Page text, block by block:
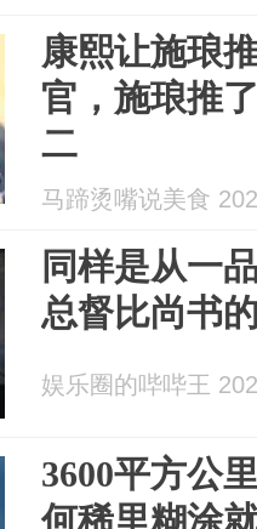
康熙让施琅
官，施琅推
二
马蹄烫嘴说美食
同样是从一
总督比尚书
娱乐圈的哔哔王
3600平方公
何稀里糊涂